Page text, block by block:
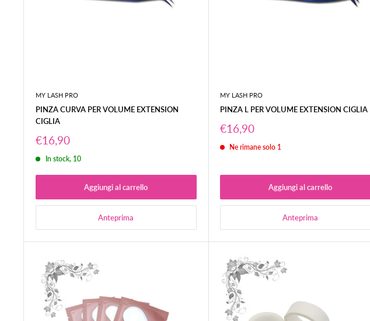
MY LASH PRO
PINZA CURVA PER VOLUME EXTENSION
CIGLIA
Prezzo
scontato
€16,90
In stock, 10
Aggiungi al carrello
Anteprima
MY LASH PRO
PINZA L PER VOLUME EXTENSION CIGLIA
Prezzo
scontato
€16,90
Ne rimane solo 1
Aggiungi al carrello
Anteprima